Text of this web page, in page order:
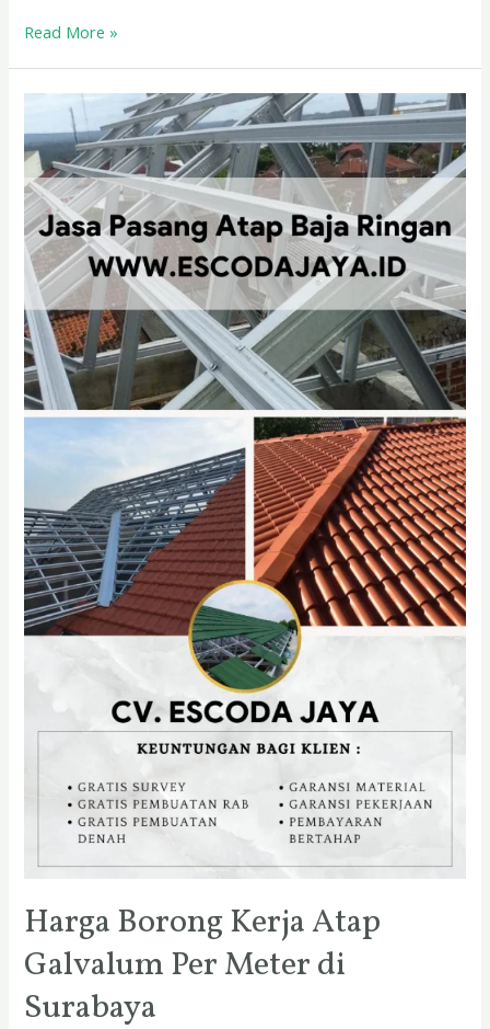
Read More »
Harga Borong Kerja Atap
Galvalum Per Meter di
Surabaya
Harga
Borong
Kerja
Atap
Galvalum
Per
Meter
di
Surabaya